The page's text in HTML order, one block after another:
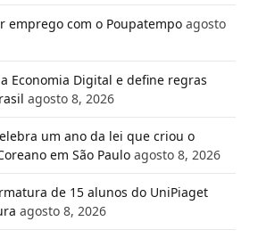
emprego com o Poupatempo agosto
Economia Digital e define regras
agosto 8, 2026
um ano da lei que criou o
em São Paulo agosto 8, 2026
de 15 alunos do UniPiaget
agosto 8, 2026